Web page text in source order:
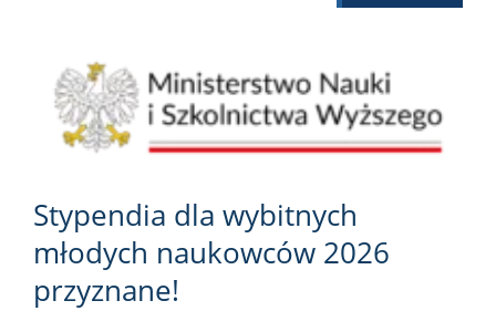
Stypendia dla wybitnych
młodych naukowców 2026
przyznane!